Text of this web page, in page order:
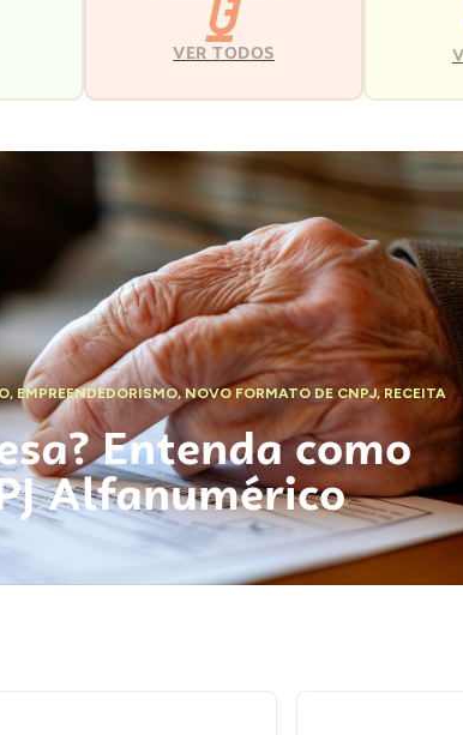
VER TODOS
, EMPREENDEDORISMO,NOVO FORMATO DE CNPJ,RECEITA
Entenda como
Alfanumérico